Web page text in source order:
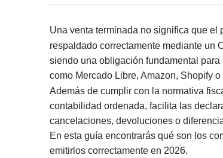
Una venta terminada no significa que el
respaldado correctamente mediante un
siendo una obligación fundamental
como Mercado Libre, Amazon, Shopify o
Además de cumplir con la normativa
contabilidad ordenada, facilita las
cancelaciones, devoluciones o
En esta guía encontrarás qué son los
emitirlos correctamente en 2026.